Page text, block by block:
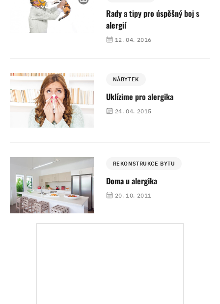
Rady a tipy pro úspěšný boj s
alergií
12. 04. 2016
NÁBYTEK
Uklízime pro alergika
24. 04. 2015
REKONSTRUKCE BYTU
Doma u alergika
20. 10. 2011